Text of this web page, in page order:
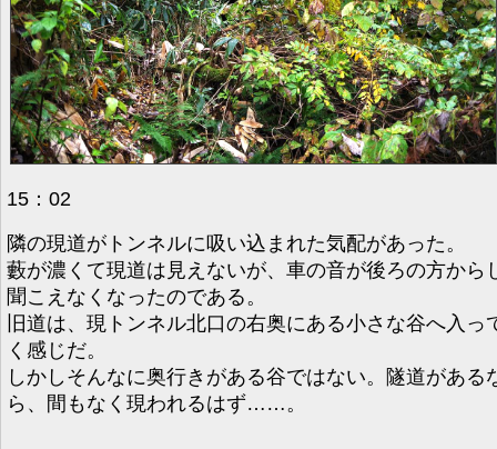
15：02
隣の現道がトンネルに吸い込まれた気配があった。
藪が濃くて現道は見えないが、車の音が後ろの方から
聞こえなくなったのである。
旧道は、現トンネル北口の右奥にある小さな谷へ入っ
く感じだ。
しかしそんなに奥行きがある谷ではない。隧道がある
ら、間もなく現われるはず……。